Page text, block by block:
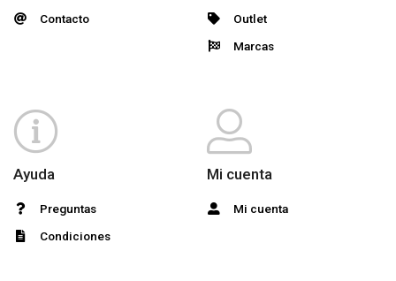
Contacto
Outlet
Marcas
Ayuda
Preguntas
Condiciones
Mi cuenta
Mi cuenta